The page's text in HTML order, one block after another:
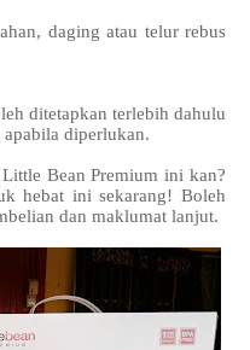
daging atau telur rebus
ditetapkan terlebih dahulu
apabila diperlukan.
Bean Premium ini kan?
hebat ini sekarang! Boleh
dan maklumat lanjut.